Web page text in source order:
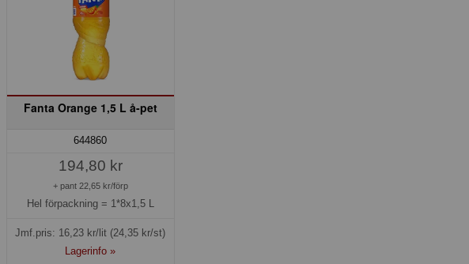
Fanta Orange 1,5 L å-pet
644860
194,80 kr
+ pant 22,65 kr/förp
Hel förpackning = 1*8x1,5 L
Jmf.pris: 16,23 kr/lit (24,35 kr/st)
Lagerinfo »